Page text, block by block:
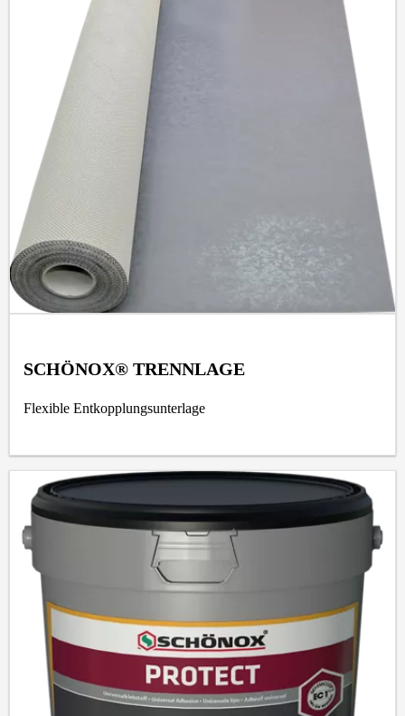
SCHÖNOX® TRENNLAGE
Flexible Entkopplungsunterlage